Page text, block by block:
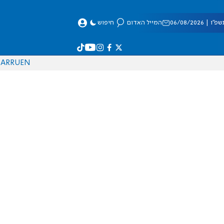
08/2026 המייל האדום חיפוש
EN
RU
AR